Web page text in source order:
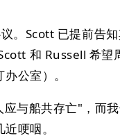
。Scott 已提前告
和 Russell 希望
公室）。
与船共存亡"，而
哽咽。